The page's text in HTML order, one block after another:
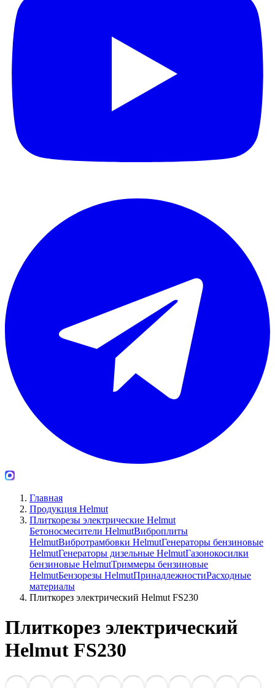
Главная
Продукция Helmut
Плиткорезы электрические Helmut
Бетоносмесители HelmutВиброплиты
HelmutВибротрамбовки HelmutГенераторы бензиновые
HelmutГенераторы дизельные HelmutГазонокосилки
бензиновые HelmutТриммеры бензиновые
HelmutБензорезы HelmutПринадлежностиРасходные
материалы
Плиткорез электрический Helmut FS230
Плиткорез электрический
Helmut FS230